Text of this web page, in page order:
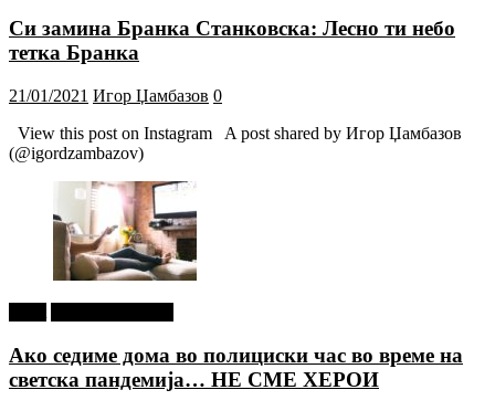
Си замина Бранка Станковска: Лесно ти небо
тетка Бранка
21/01/2021 Игор Џамбазов 0
View this post on Instagram A post shared by Игор Џамбазов
(@igordzambazov)
Ако седиме дома во полициски час во време на
светска пандемија… НЕ СМЕ ХЕРОИ